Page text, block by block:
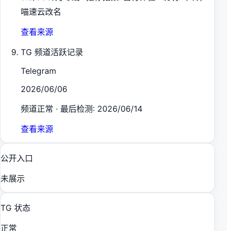
喵速云改名
查看来源
TG 频道活跃记录
Telegram
2026/06/06
频道正常 · 最后检测: 2026/06/14
查看来源
公开入口
未展示
TG 状态
正常